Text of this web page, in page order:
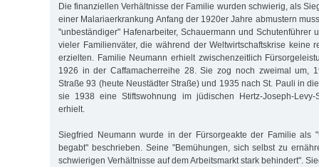
Die finanziellen Verhältnisse der Familie wurden schwierig, als
einer Malariaerkrankung Anfang der 1920er Jahre abmustern
"unbeständiger" Hafenarbeiter, Schauermann und Schutenführer
vieler Familienväter, die während der Weltwirtschaftskrise keine
erzielten. Familie Neumann erhielt zwischenzeitlich
1926 in der Caffamacherreihe 28. Sie zog noch zweimal um,
Straße 93 (heute Neustädter Straße) und 1935 nach St. Pauli in
sie 1938 eine Stiftswohnung im jüdischen Hertz-Joseph-Levy-
erhielt.
Siegfried Neumann wurde in der Fürsorgeakte der Familie als
begabt" beschrieben. Seine "Bemühungen, sich selbst zu
schwierigen Verhältnisse auf dem Arbeitsmarkt stark behindert".